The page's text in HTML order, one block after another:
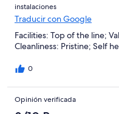
instalaciones
Traducir con Google
Facilities: Top of the line;
Cleanliness: Pristine; Self
0
Opinión verificada